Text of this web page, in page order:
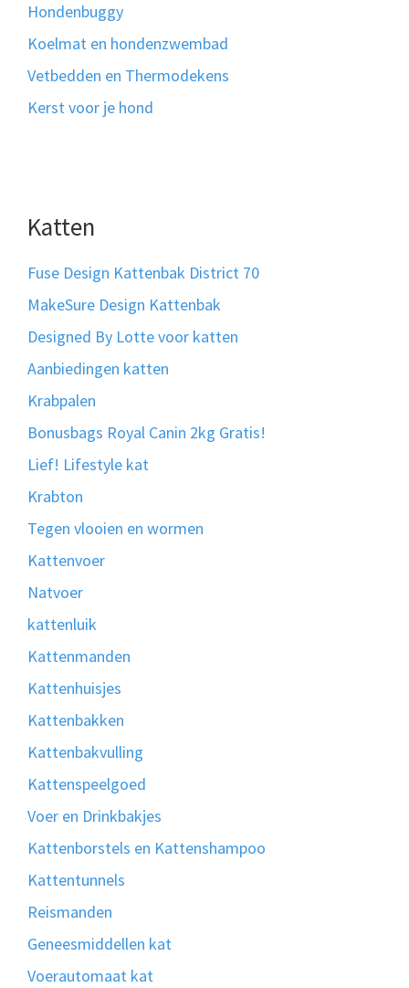
Hondenbuggy
Koelmat en hondenzwembad
Vetbedden en Thermodekens
Kerst voor je hond
Katten
Fuse Design Kattenbak District 70
MakeSure Design Kattenbak
Designed By Lotte voor katten
Aanbiedingen katten
Krabpalen
Bonusbags Royal Canin 2kg Gratis!
Lief! Lifestyle kat
Krabton
Tegen vlooien en wormen
Kattenvoer
Natvoer
kattenluik
Kattenmanden
Kattenhuisjes
Kattenbakken
Kattenbakvulling
Kattenspeelgoed
Voer en Drinkbakjes
Kattenborstels en Kattenshampoo
Kattentunnels
Reismanden
Geneesmiddellen kat
Voerautomaat kat